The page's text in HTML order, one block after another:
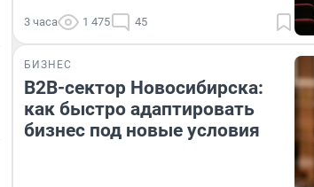
3 часа 1 475 45
БИЗНЕС
B2B-сектор Новосибирска:
как быстро адаптировать
бизнес под новые условия